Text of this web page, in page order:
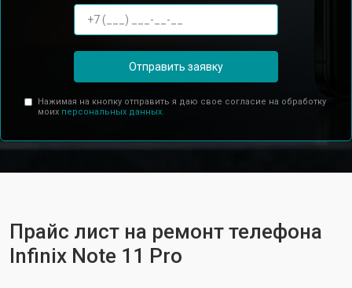
Отправить заявку
Нажимая на кнопку отправить я даю свое согласие на обработку
моих персональных данных.
Прайс лист на ремонт телефона
Infinix Note 11 Pro